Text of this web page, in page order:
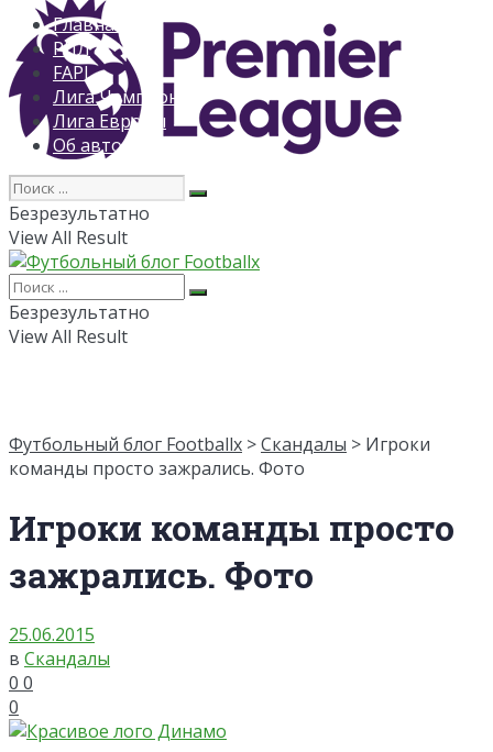
Главная
РПЛ
FAPL
Лига Чемпионов
Лига Европы
Об авторе
Безрезультатно
View All Result
Безрезультатно
View All Result
Футбольный блог Footballx >Скандалы > Игроки
команды просто зажрались. Фото
Игроки команды просто
зажрались. Фото
25.06.2015
в Скандалы
0 0
0